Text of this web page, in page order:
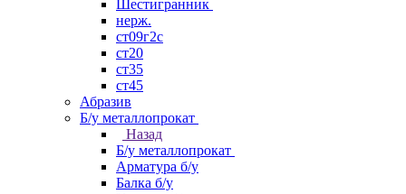
Шестигранник
нерж.
ст09г2с
ст20
ст35
ст45
Абразив
Б/у металлопрокат
Назад
Б/у металлопрокат
Арматура б/у
Балка б/у